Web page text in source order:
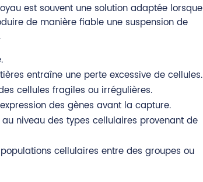
est souvent une solution adaptée lorsque
de manière fiable une suspension de
entraîne une perte excessive de cellules.
cellules fragiles ou irrégulières.
des gènes avant la capture.
niveau des types cellulaires provenant de
cellulaires entre des groupes ou